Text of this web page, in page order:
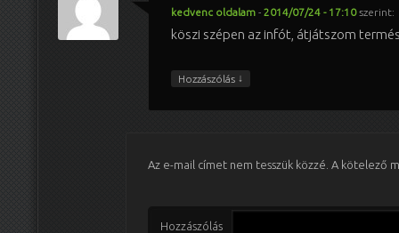
kedvenc oldalam- 2014/07/24 - 17:10 szerint:
köszi szépen az infót, átjátszom
Hozzászólás ↓
Az e-mail címet nem tesszük közzé. A kötelező
Hozzászólás